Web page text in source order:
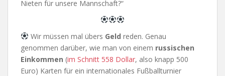
Nieten für unsere Mannschaft?“
Wir müssen mal übers Geld reden. Genau
genommen darüber, wie man von einem russischen
Einkommen (im Schnitt 558 Dollar, also knapp 500
Euro) Karten für ein internationales Fußballturnier